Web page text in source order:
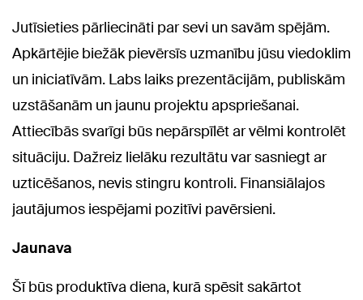
Jutīsieties pārliecināti par sevi un savām spējām.
Apkārtējie biežāk pievērsīs uzmanību jūsu viedoklim
un iniciatīvām. Labs laiks prezentācijām, publiskām
uzstāšanām un jaunu projektu apspriešanai.
Attiecībās svarīgi būs nepārspīlēt ar vēlmi kontrolēt
situāciju. Dažreiz lielāku rezultātu var sasniegt ar
uzticēšanos, nevis stingru kontroli. Finansiālajos
jautājumos iespējami pozitīvi pavērsieni.
Jaunava
Šī būs produktīva diena, kurā spēsit sakārtot